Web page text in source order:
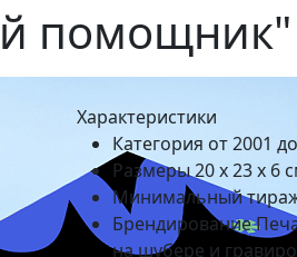
помощник"
Характеристики
Категория от 2001
Размеры20 х 23 х 6
Минимальный
Брендирование
на шубере и